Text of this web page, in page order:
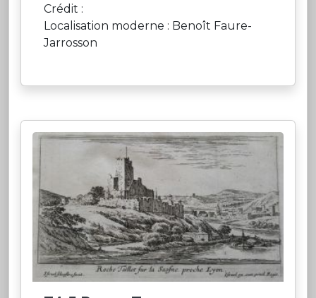
Crédit :
Localisation moderne : Benoît Faure-
Jarrosson